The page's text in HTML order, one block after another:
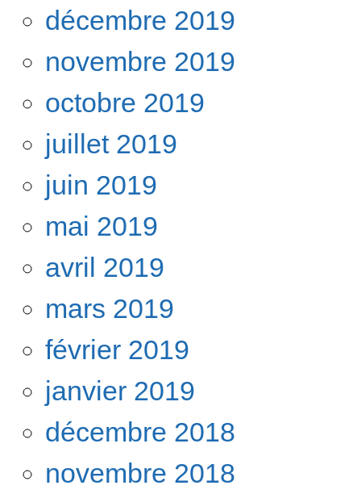
décembre 2019
novembre 2019
octobre 2019
juillet 2019
juin 2019
mai 2019
avril 2019
mars 2019
février 2019
janvier 2019
décembre 2018
novembre 2018